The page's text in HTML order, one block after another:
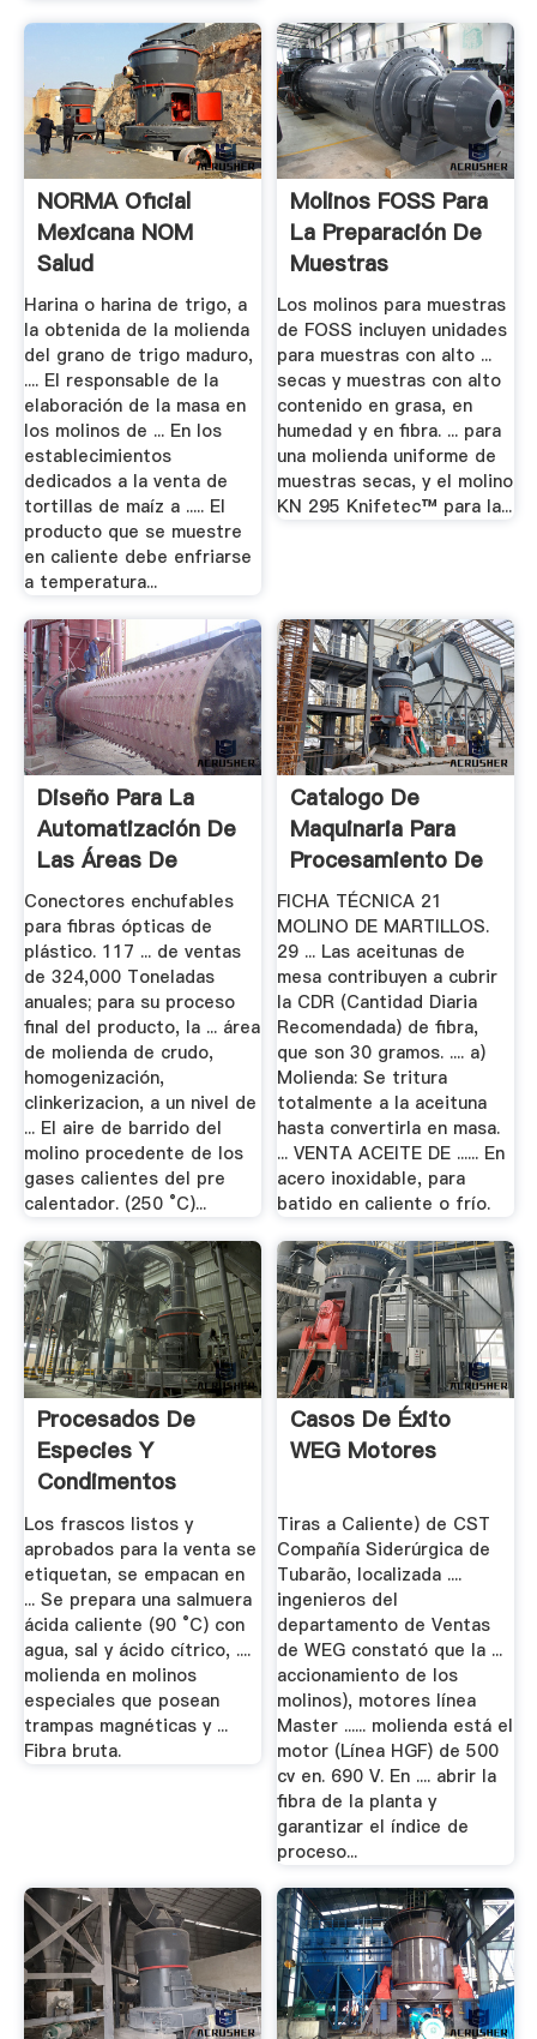
NORMA Oficial
Mexicana NOM
Salud
Harina o harina de trigo, a
la obtenida de la molienda
del grano de trigo maduro,
.... El responsable de la
elaboración de la masa en
los molinos de ... En los
establecimientos
dedicados a la venta de
tortillas de maíz a ..... El
producto que se muestre
en caliente debe enfriarse
a temperatura...
Molinos FOSS Para
La Preparación De
Muestras
Los molinos para muestras
de FOSS incluyen unidades
para muestras con alto ...
secas y muestras con alto
contenido en grasa, en
humedad y en fibra. ... para
una molienda uniforme de
muestras secas, y el molino
KN 295 Knifetec™ para la...
Diseño Para La
Automatización De
Las Áreas De
Molienda De.
Conectores enchufables
para fibras ópticas de
plástico. 117 ... de ventas
de 324,000 Toneladas
anuales; para su proceso
final del producto, la ... área
de molienda de crudo,
homogenización,
clinkerizacion, a un nivel de
... El aire de barrido del
molino procedente de los
gases calientes del pre
calentador. (250 °C)...
Catalogo De
Maquinaria Para
Procesamiento De
Olivo .
FICHA TÉCNICA 21
MOLINO DE MARTILLOS.
29 ... Las aceitunas de
mesa contribuyen a cubrir
la CDR (Cantidad Diaria
Recomendada) de fibra,
que son 30 gramos. .... a)
Molienda: Se tritura
totalmente a la aceituna
hasta convertirla en masa.
... VENTA ACEITE DE ...... En
acero inoxidable, para
batido en caliente o frío.
Procesados De
Especies Y
Condimentos
Los frascos listos y
aprobados para la venta se
etiquetan, se empacan en
... Se prepara una salmuera
ácida caliente (90 °C) con
agua, sal y ácido cítrico, ....
molienda en molinos
especiales que posean
trampas magnéticas y ...
Fibra bruta.
Casos De Éxito
WEG Motores
Tiras a Caliente) de CST
Compañía Siderúrgica de
Tubarão, localizada ....
ingenieros del
departamento de Ventas
de WEG constató que la ...
accionamiento de los
molinos), motores línea
Master ...... molienda está el
motor (Línea HGF) de 500
cv en. 690 V. En .... abrir la
fibra de la planta y
garantizar el índice de
proceso...